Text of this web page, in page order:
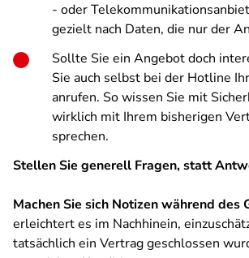
- oder
gezielt nach Daten, die nur der
Sollte Sie ein Angebot doch
Sie auch selbst bei der Hotline
anrufen. So wissen Sie mit
wirklich mit Ihrem bisherigen
sprechen.
Stellen Sie generell Fragen, statt
Machen Sie sich Notizen während des
erleichtert es im Nachhinein,
tatsächlich ein Vertrag geschlossen